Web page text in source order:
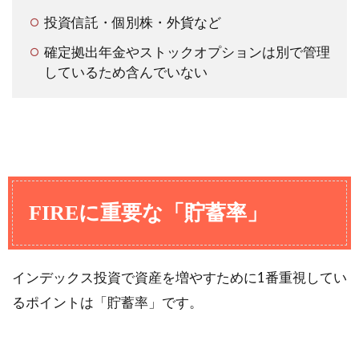
投資信託・個別株・外貨など
確定拠出年金やストックオプションは別で管理
しているため含んでいない
FIREに重要な「貯蓄率」
インデックス投資で資産を増やすために1番重視してい
るポイントは「貯蓄率」です。